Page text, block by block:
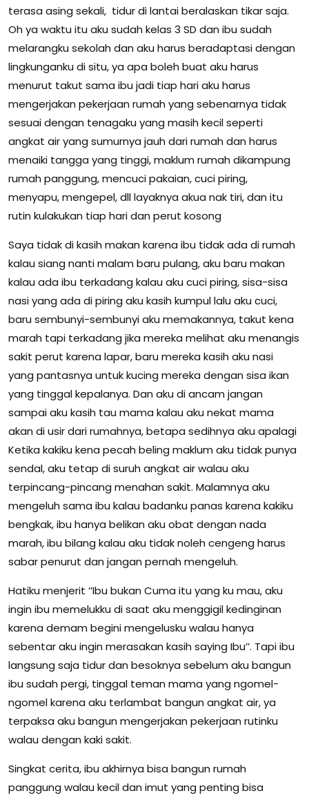
terasa asing sekali, tidur di lantai beralaskan tikar saja.
Oh ya waktu itu aku sudah kelas 3 SD dan ibu sudah
melarangku sekolah dan aku harus beradaptasi dengan
lingkunganku di situ, ya apa boleh buat aku harus
menurut takut sama ibu jadi tiap hari aku harus
mengerjakan pekerjaan rumah yang sebenarnya tidak
sesuai dengan tenagaku yang masih kecil seperti
angkat air yang sumurnya jauh dari rumah dan harus
menaiki tangga yang tinggi, maklum rumah dikampung
rumah panggung, mencuci pakaian, cuci piring,
menyapu, mengepel, dll layaknya akua nak tiri, dan itu
rutin kulakukan tiap hari dan perut kosong
Saya tidak di kasih makan karena ibu tidak ada di rumah
kalau siang nanti malam baru pulang, aku baru makan
kalau ada ibu terkadang kalau aku cuci piring, sisa-sisa
nasi yang ada di piring aku kasih kumpul lalu aku cuci,
baru sembunyi-sembunyi aku memakannya, takut kena
marah tapi terkadang jika mereka melihat aku menangis
sakit perut karena lapar, baru mereka kasih aku nasi
yang pantasnya untuk kucing mereka dengan sisa ikan
yang tinggal kepalanya. Dan aku di ancam jangan
sampai aku kasih tau mama kalau aku nekat mama
akan di usir dari rumahnya, betapa sedihnya aku apalagi
Ketika kakiku kena pecah beling maklum aku tidak punya
sendal, aku tetap di suruh angkat air walau aku
terpincang-pincang menahan sakit. Malamnya aku
mengeluh sama ibu kalau badanku panas karena kakiku
bengkak, ibu hanya belikan aku obat dengan nada
marah, ibu bilang kalau aku tidak noleh cengeng harus
sabar penurut dan jangan pernah mengeluh.
Hatiku menjerit ‘’Ibu bukan Cuma itu yang ku mau, aku
ingin ibu memelukku di saat aku menggigil kedinginan
karena demam begini mengelusku walau hanya
sebentar aku ingin merasakan kasih saying Ibu’’. Tapi ibu
langsung saja tidur dan besoknya sebelum aku bangun
ibu sudah pergi, tinggal teman mama yang ngomel-
ngomel karena aku terlambat bangun angkat air, ya
terpaksa aku bangun mengerjakan pekerjaan rutinku
walau dengan kaki sakit.
Singkat cerita, ibu akhirnya bisa bangun rumah
panggung walau kecil dan imut yang penting bisa